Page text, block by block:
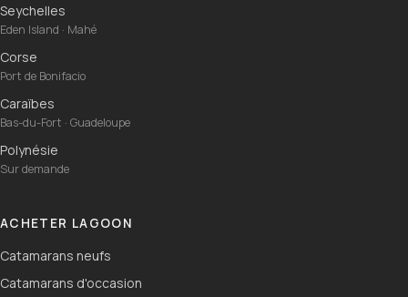
Seychelles
Eden Island · Mahé
Corse
Port de Bonifacio
Caraïbes
Bas-du-Fort · Guadeloupe
Polynésie
Sur demande
ACHETER LAGOON
Catamarans neufs
Catamarans d'occasion